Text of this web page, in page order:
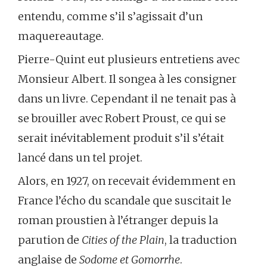
entendu, comme s’il s’agissait d’un
maquereautage.
Pierre-Quint eut plusieurs entretiens avec
Monsieur Albert. Il songea à les consigner
dans un livre. Cependant il ne tenait pas à
se brouiller avec Robert Proust, ce qui se
serait inévitablement produit s’il s’était
lancé dans un tel projet.
Alors, en 1927, on recevait évidemment en
France l’écho du scandale que suscitait le
roman proustien à l’étranger depuis la
parution de Cities of the Plain, la traduction
anglaise de Sodome et Gomorrhe.